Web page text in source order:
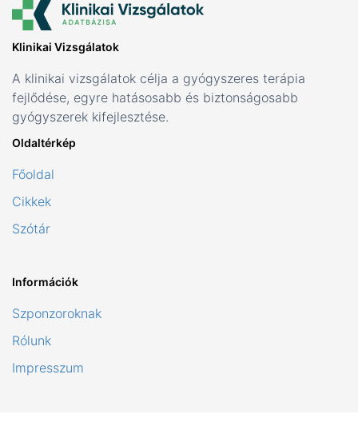
Klinikai Vizsgálatok
A klinikai vizsgálatok célja a gyógyszeres terápia
fejlődése, egyre hatásosabb és biztonságosabb
gyógyszerek kifejlesztése.
Oldaltérkép
Főoldal
Cikkek
Szótár
Információk
Szponzoroknak
Rólunk
Impresszum